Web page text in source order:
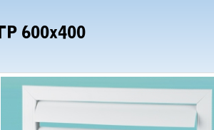
ГР 600х400